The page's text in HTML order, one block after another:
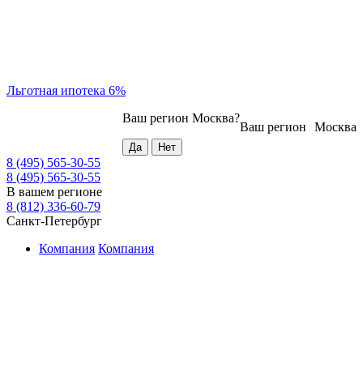
Льготная ипотека 6%
Москва
Ваш регион
Ваш регион Москва?
8 (495) 565-30-55
8 (495) 565-30-55
В вашем регионе
8 (812) 336-60-79
Санкт-Петербург
Компания Компания